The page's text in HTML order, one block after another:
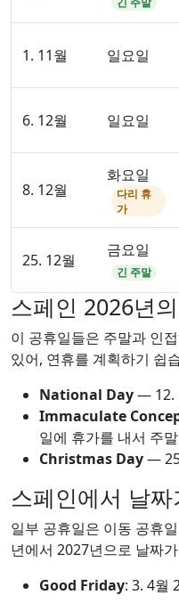
1. 11월 일요일
6. 12월 일요일
8. 12월
화요일
다리 휴
가
25. 12월
금요일
긴 주말
스페인 2026년
이 공휴일들은 주말과 인
있어, 연휴를 계획하기 쉽
National Day— 12.
Immaculate
일에 휴가를 내서 주
Christmas Day—
스페인에서 날
일부 공휴일은 이동 공휴
년에서 2027년으로 날짜
Good Friday: 3. 4월